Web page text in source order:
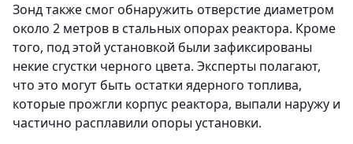
Зонд также смог обнаружить отверстие диаметром
около 2 метров в стальных опорах реактора. Кроме
того, под этой установкой были зафиксированы
некие сгустки черного цвета. Эксперты полагают,
что это могут быть остатки ядерного топлива,
которые прожгли корпус реактора, выпали наружу и
частично расплавили опоры установки.